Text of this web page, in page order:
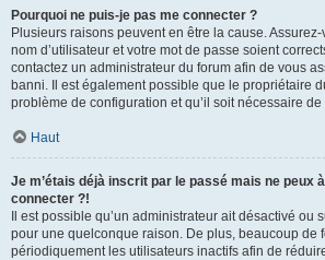
Pourquoi ne puis-je pas me connecter ?
Plusieurs raisons peuvent en être la cause.
nom d’utilisateur et votre mot de passe soient
contactez un administrateur du forum afin de vous
banni. Il est également possible que le propriétaire
problème de configuration et qu’il soit nécessaire de
Haut
Je m’étais déjà inscrit par le passé mais ne peux
connecter ?!
Il est possible qu’un administrateur ait désactivé ou
pour une quelconque raison. De plus, beaucoup de
périodiquement les utilisateurs inactifs afin de